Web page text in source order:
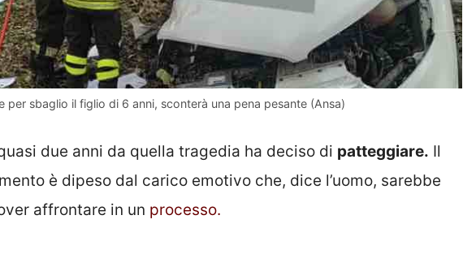
per sbaglio il figlio di 6 anni, sconterà una pena pesante (Ansa)
due anni da quella tragedia ha deciso di patteggiare. Il
è dipeso dal carico emotivo che, dice l’uomo, sarebbe
affrontare in un processo.